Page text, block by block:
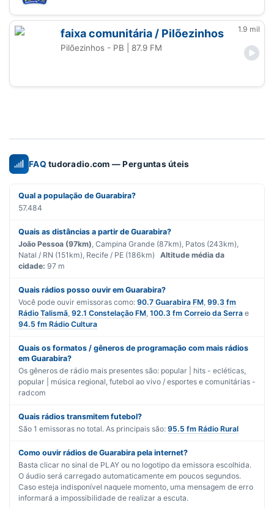
faixa comunitária / Pilõezinhos 1.9 mil
Pilõezinhos - PB | 87.9 FM
FAQ tudoradio.com — Perguntas úteis
Qual a população de Guarabira?
57.484
Quais as distâncias a partir de Guarabira?
João Pessoa (97km) , Campina Grande (87km), Patos (243km),
Natal / RN (151km), Recife / PE (186km) Altitude média da
cidade: 97 m
Quais rádios posso ouvir em Guarabira?
Você pode ouvir emissoras como: 90.7 Guarabira FM 99.3 fm
Rádio Talismã 92.1 Constelação FM 100.3 fm Correio da Serra e
94.5 fm Rádio Cultura
Quais os formatos / gêneros de programação com mais rádios
em Guarabira?
Os gêneros de rádio mais presentes são: popular | hits - ecléticas
popular | música regional futebol ao vivo / esportes e comunitárias -
radcom
Quais rádios transmitem futebol?
São 1 emissoras no total. As principais são: 95.5 fm Rádio Rural
Como ouvir rádios de Guarabira pela internet?
Basta clicar no sinal de PLAY ou no logotipo da emissora escolhida.
O áudio será carregado automaticamente em poucos segundos.
Caso esteja indisponível naquele momento, uma mensagem de erro
informará a impossibilidade de realizar a escuta.